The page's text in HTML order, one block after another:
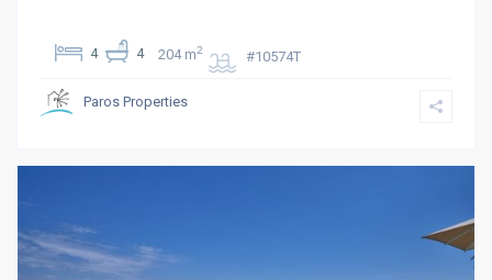
4 4 204 m2 #10574T
Paros Properties